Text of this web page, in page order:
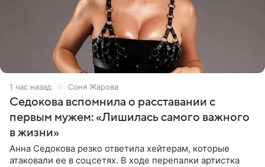
1 час назад Соня Жарова
Седокова вспомнила о расставании с
первым мужем: «Лишилась самого важного
в жизни»
Анна Седокова резко ответила хейтерам, которые
атаковали ее в соцсетях. В ходе перепалки артистка